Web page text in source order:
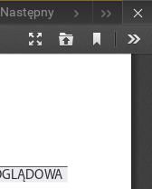
Następny